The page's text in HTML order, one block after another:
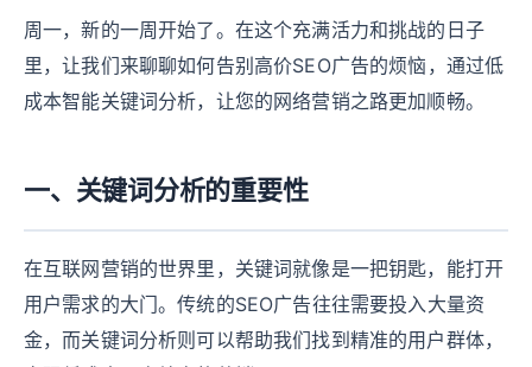
周一，新的一周开始了。在这个充满活力和挑战的日子
里，让我们来聊聊如何告别高价SEO广告的烦恼，通过低
成本智能关键词分析，让您的网络营销之路更加顺畅。
一、关键词分析的重要性
在互联网营销的世界里，关键词就像是一把钥匙，能打开
用户需求的大门。传统的SEO广告往往需要投入大量资
金，而关键词分析则可以帮助我们找到精准的用户群体，